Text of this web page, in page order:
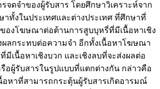
จดจำของผู้รับสาร โดยศึกษาวิเคราะห์จาก
าทั้งในประเทศและต่างประเทศ ที่ศึกษาที่
ของโฆษณาต่อต้านการสูบบุหรี่ที่มีเนื้อหาเชิง
ผลกระทบต่อความจำ อีกทั้งเนื้อหาโฆษณา
มีเนื้อหาเชิงบวก และเชิงลบที่จะส่งผลต่อ
อผู้รับสารในรูปแบบที่แตกต่างกัน กล่าวคือ
นื้อหาที่สามารถกระตุ้นผู้รับสารเกิดอารมณ์